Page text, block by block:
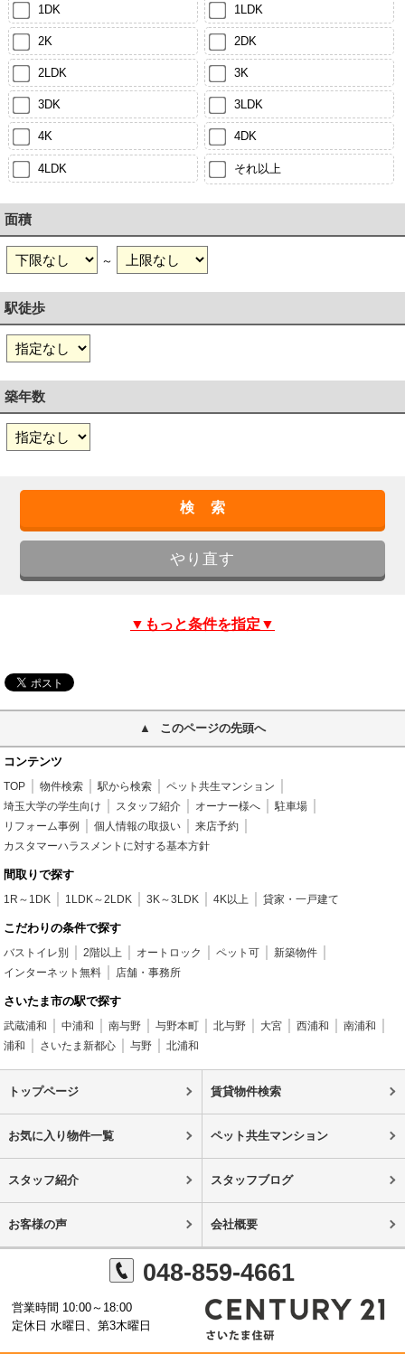
1DK 1LDK
2K 2DK
2LDK 3K
3DK 3LDK
4K 4DK
4LDK それ以上
面積
～
駅徒歩
築年数
▼もっと条件を指定▼
このページの先頭へ
コンテンツ
TOP 物件検索 駅から検索
ペット共生マンション
埼玉大学の学生向け
スタッフ紹介 オーナー様へ
駐車場
リフォーム事例
個人情報の取扱い
来店予約
カスタマーハラスメントに対する基本方針
間取りで探す
1R～1DK 1LDK～2LDK 3K～3LDK 4K以上 貸家・一戸建て
こだわりの条件で探す
バストイレ別 2階以上 オートロック ペット可
新築物件
インターネット無料
店舗・事務所
さいたま市の駅で探す
武蔵浦和 中浦和 南与野 与野本町 北与野 大宮 西浦和
南浦和
浦和
さいたま新都心 与野 北浦和
トップページ 賃貸物件検索
お気に入り物件一覧 ペット共生マンション
スタッフ紹介 スタッフブログ
お客様の声 会社概要
048-859-4661
営業時間 10:00～18:00
定休日 水曜日、第3木曜日